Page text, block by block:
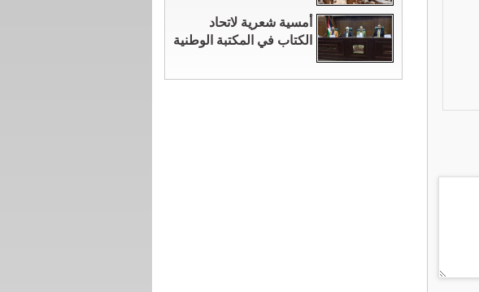
أمسية شعرية لاتحاد
الكتاب في المكتبة الوطنية